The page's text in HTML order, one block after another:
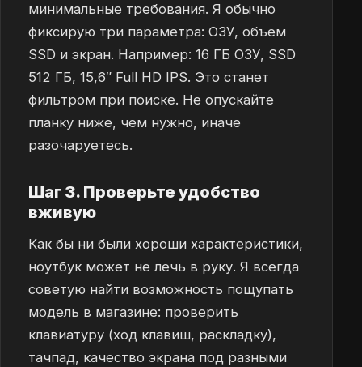
минимальные требования. Я обычно
фиксирую три параметра: ОЗУ, объем
SSD и экран. Например: 16 ГБ ОЗУ, SSD
512 ГБ, 15,6″ Full HD IPS. Это станет
фильтром при поиске. Не опускайте
планку ниже, чем нужно, иначе
разочаруетесь.
Шаг 3. Проверьте удобство
вживую
Как бы ни были хороши характеристики,
ноутбук может не лечь в руку. Я всегда
советую найти возможность пощупать
модель в магазине: проверить
клавиатуру (ход клавиш, раскладку),
тачпад, качество экрана под разными